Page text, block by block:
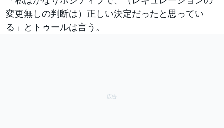
変更無しの判断は）正しい決定だったと思ってい
る」とトゥールは言う。